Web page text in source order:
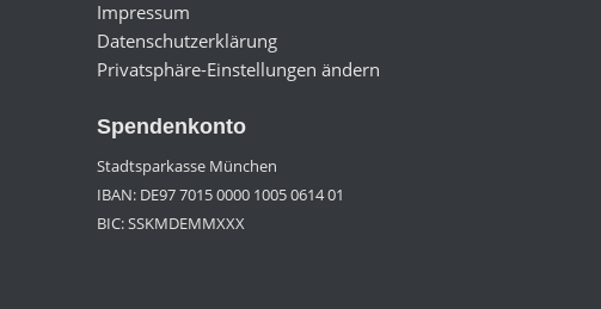
Impressum
Datenschutzerklärung
Privatsphäre-Einstellungen ändern
Spendenkonto
Stadtsparkasse München
IBAN: DE97 7015 0000 1005 0614 01
BIC: SSKMDEMMXXX